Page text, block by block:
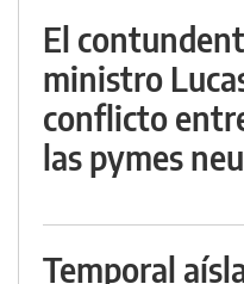
El
ministro
conflicto
las pymes
Temporal